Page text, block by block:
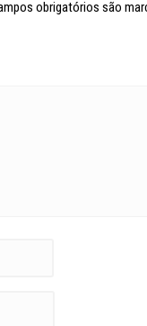
obrigatórios são